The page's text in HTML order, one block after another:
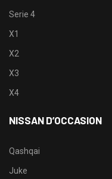
Serie 4
X1
X2
X3
X4
NISSAN D’OCCASION
Qashqai
Juke